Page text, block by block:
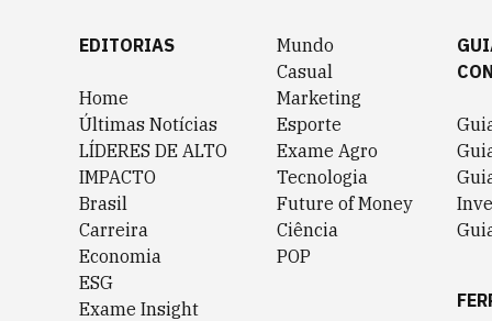
EDITORIAS
Home
Últimas Notícias
LÍDERES DE ALTO
IMPACTO
Brasil
Carreira
Economia
ESG
Exame Insight
Mundo
Casual
Marketing
Esporte
Exame Agro
Tecnologia
Future of Money
Ciência
POP